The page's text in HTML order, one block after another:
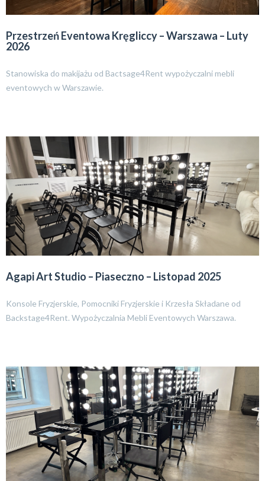
Przestrzeń Eventowa Kręgliccy – Warszawa – Luty
2026
Stanowiska do makijażu od Bactsage4Rent wypożyczalni mebli
eventowych w Warszawie.
Agapi Art Studio – Piaseczno – Listopad 2025
Konsole Fryzjerskie, Pomocniki Fryzjerskie i Krzesła Składane od
Backstage4Rent. Wypożyczalnia Mebli Eventowych Warszawa.